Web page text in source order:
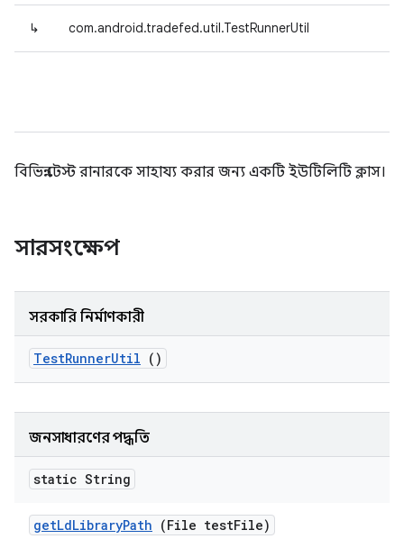
↳ com.android.tradefed.util.TestRunnerUtil
বিভিন্ন টেস্ট রানারকে সাহায্য করার জন্য একটি ইউটিলিটি ক্লাস।
সারসংক্ষেপ
সরকারি নির্মাণকারী
TestRunnerUtil ()
জনসাধারণের পদ্ধতি
static String
getLdLibraryPath (File testFile)